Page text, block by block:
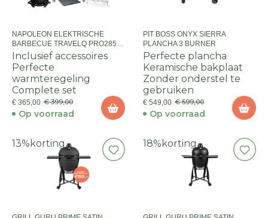
NAPOLEON ELEKTRISCHE
BARBECUE TRAVELQ PRO285
INCL
GRILLPLAAT/WARMHOUDROOSTER
EN HOES
Inclusief accessoires
Perfecte
warmteregeling
Complete set
€ 365,00 € 399,00
Op voorraad
PIT BOSS ONYX SIERRA
PLANCHA 3 BURNER
Perfecte plancha
Keramische bakplaat
Zonder onderstel te
gebruiken
€ 549,00 € 599,00
Op voorraad
13% korting 18% korting